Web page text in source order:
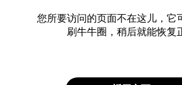
您所要访问的页面不在这儿，它
刷牛牛圈，稍后就能恢复